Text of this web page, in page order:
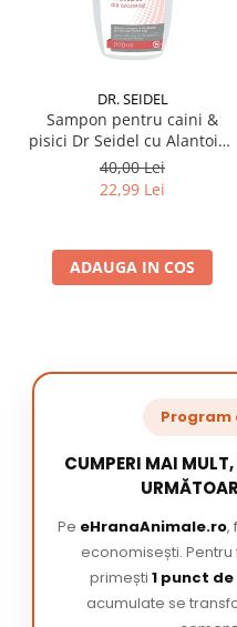
DR. SEIDEL
Sampon pentru caini &
pisici Dr Seidel cu Alantoina
220 ml
40,00 Lei
22,99 Lei
ADAUGA IN COS
Program
CUMPERI MAI
Pe eHranaAnimale.ro,
economisești.
primești 1 punct
acumulate se